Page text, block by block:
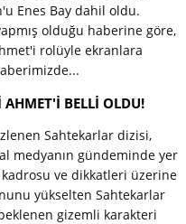
Enes Bay dahil oldu.
olduğu haberine göre,
rolüyle ekranlara
BELLİ OLDU!
Sahtekarlar dizisi,
medyanın gündeminde yer
kadrosu ve dikkatleri üzerine
yükselten Sahtekarlar
gizemli karakteri